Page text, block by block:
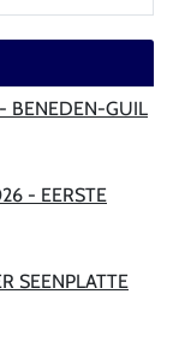
BENEDEN-GUIL
- EERSTE
SEENPLATTE